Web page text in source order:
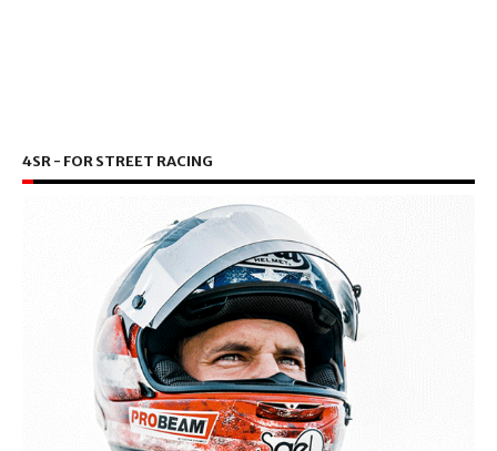
4SR - FOR STREET RACING